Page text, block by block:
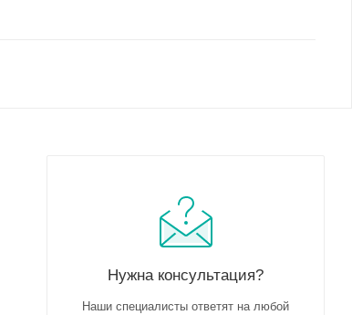
Нужна консультация?
Наши специалисты ответят на любой